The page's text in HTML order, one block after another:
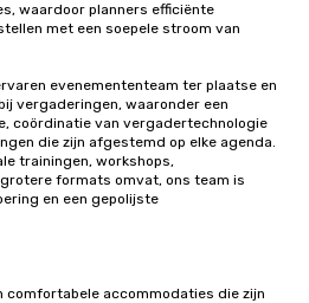
waardoor planners efficiënte
met een soepele stroom van
evenemententeam ter plaatse en
vergaderingen, waaronder een
coördinatie van vergadertechnologie
die zijn afgestemd op elke agenda.
trainingen, workshops,
formats omvat, ons team is
en een gepolijste
comfortabele accommodaties die zijn